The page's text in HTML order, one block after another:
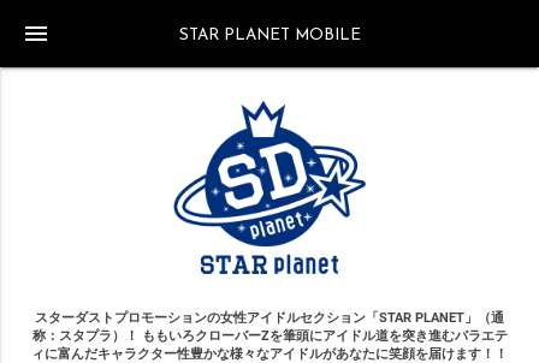
STAR PLANET MOBILE
menu
スターダストプロモーションの女性アイドルセクション「STAR PLANET」（通
称：スタプラ）！
ももいろクローバーZを筆頭にアイドル道を突き進むバラエテ
ィに富んだキャラクター性豊かな様々なアイドルがあなたに笑顔を届けます！！